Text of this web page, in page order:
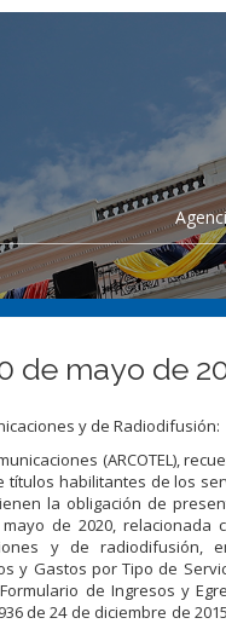
de mayo de
y de Radiodifusión:
(ARCOTEL),
habilitantes de los
la obligación de
de 2020, relacionada
y de radiodifusión,
y Gastos por Tipo de
de Ingresos y
de 24 de diciembre de